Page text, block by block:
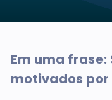
Em uma frase:
motivados